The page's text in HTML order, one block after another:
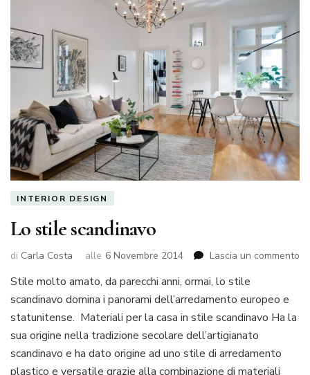
INTERIOR DESIGN
Lo stile scandinavo
di Carla Costa alle 6 Novembre 2014 Lascia un commento
Stile molto amato, da parecchi anni, ormai, lo stile
scandinavo domina i panorami dell’arredamento europeo e
statunitense. Materiali per la casa in stile scandinavo Ha la
sua origine nella tradizione secolare dell’artigianato
scandinavo e ha dato origine ad uno stile di arredamento
plastico e versatile grazie alla combinazione di materiali